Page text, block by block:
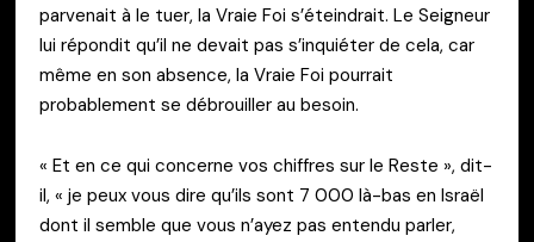
parvenait à le tuer, la Vraie Foi s’éteindrait. Le Seigneur
lui répondit qu’il ne devait pas s’inquiéter de cela, car
même en son absence, la Vraie Foi pourrait
probablement se débrouiller au besoin.
« Et en ce qui concerne vos chiffres sur le Reste », dit-
il, « je peux vous dire qu’ils sont 7 000 là-bas en Israël
dont il semble que vous n’ayez pas entendu parler,